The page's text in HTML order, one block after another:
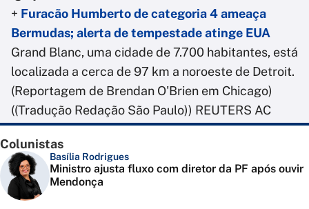
+ Furacão Humberto de categoria 4 ameaça
Bermudas; alerta de tempestade atinge EUA
Grand Blanc, uma cidade de 7.700 habitantes, está
localizada a cerca de 97 km a noroeste de Detroit.
(Reportagem de Brendan O'Brien em Chicago)
((Tradução Redação São Paulo)) REUTERS AC
Colunistas
Basília Rodrigues
Ministro ajusta fluxo com diretor da PF após ouvir
Mendonça